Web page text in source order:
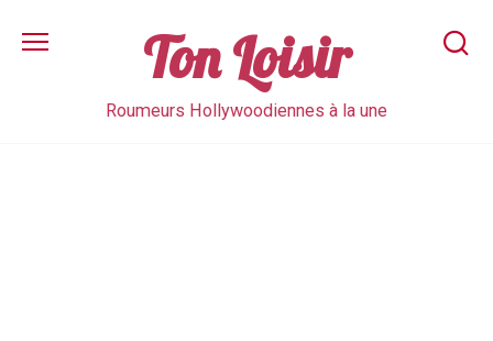
content
Ton Loisir
Roumeurs Hollywoodiennes à la une